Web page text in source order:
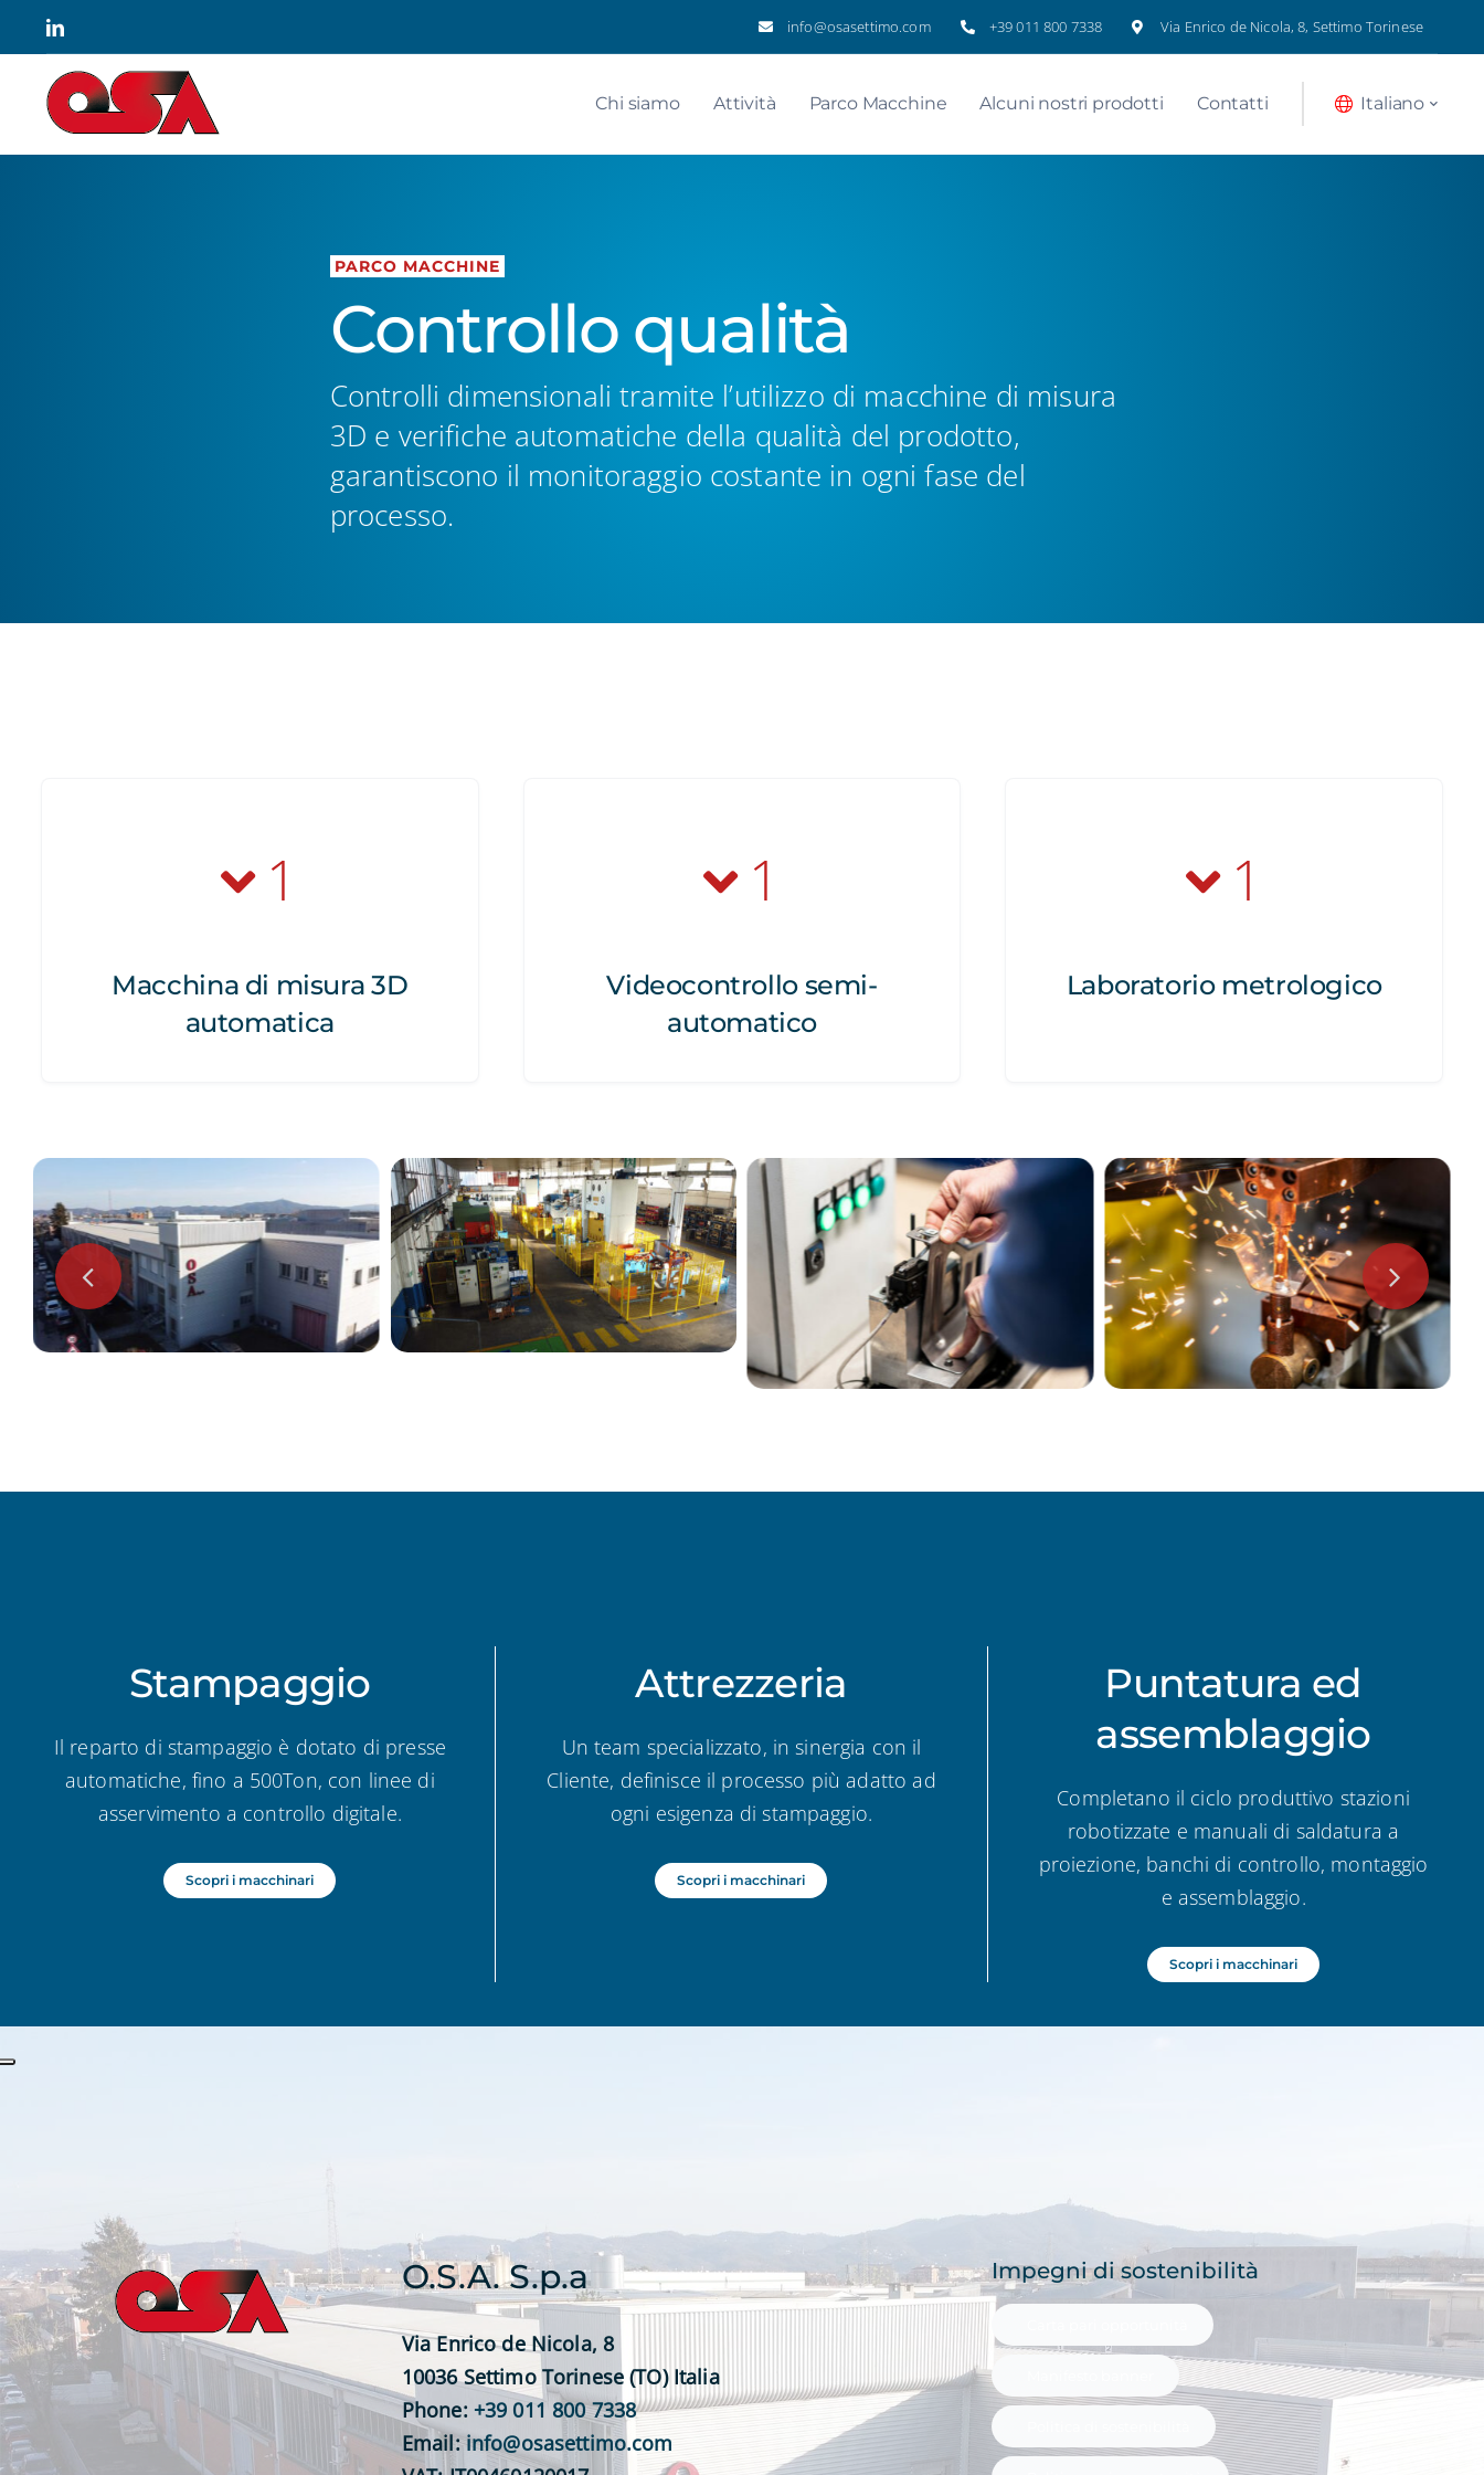
al
contenuto
LinkedIn info@osasettimo.com +39 011 800 7338 Via Enrico de Nicola, 8, Settimo Torinese
Chi siamo Attività Parco Macchine Alcuni nostri prodotti Contatti Italiano
PARCO MACCHINE
Controllo qualità
Controlli dimensionali tramite l’utilizzo di macchine di misura
3D e verifiche automatiche della qualità del prodotto,
garantiscono il monitoraggio costante in ogni fase del
processo.
1
Macchina di misura 3D
automatica
1
Videocontrollo semi-
automatico
1
Laboratorio metrologico
Stampaggio
Il reparto di stampaggio è dotato di presse
automatiche, fino a 500Ton, con linee di
asservimento a controllo digitale.
Scopri i macchinari
Attrezzeria
Un team specializzato, in sinergia con il
Cliente, definisce il processo più adatto ad
ogni esigenza di stampaggio.
Scopri i macchinari
Puntatura ed
assemblaggio
Completano il ciclo produttivo stazioni
robotizzate e manuali di saldatura a
proiezione, banchi di controllo, montaggio
e assemblaggio.
Scopri i macchinari
O.S.A. S.p.a
Via Enrico de Nicola, 8
10036 Settimo Torinese (TO) Italia
Phone: +39 011 800 7338
Email:info@osasettimo.com
Impegni di sostenibilità